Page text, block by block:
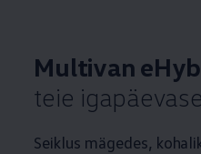
Multivan
teie
Seiklus mägedes,